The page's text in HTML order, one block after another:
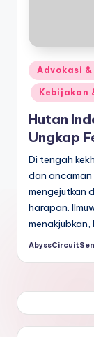
Posted
in
Advokasi
Kebijakan
Hutan
Ungkap
Di tengah
dan ancaman
mengejutkan
harapan.
Posted